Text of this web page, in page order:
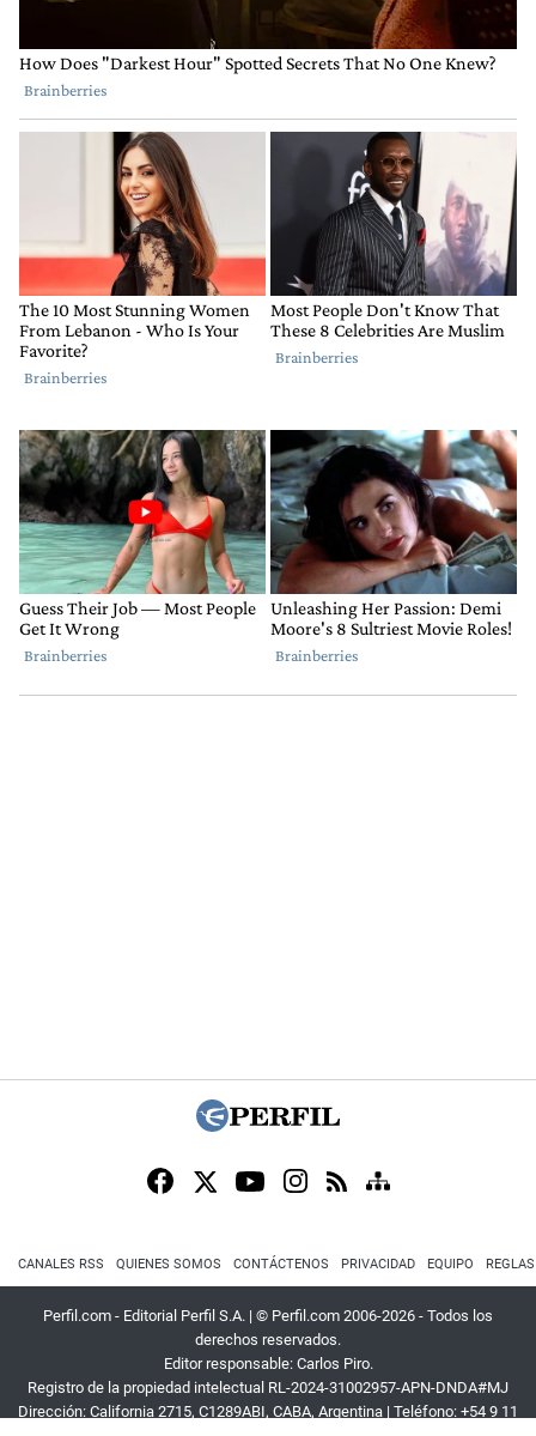
CANALES RSS QUIENES SOMOS CONTÁCTENOS PRIVACIDAD EQUIPO
Perfil.com - Editorial Perfil S.A. | © Perfil.com 2006-2026 - Todos los
derechos reservados.
Editor responsable: Carlos Piro.
Registro de la propiedad intelectual RL-2024-31002957-APN-DNDA#MJ
Dirección: California 2715, C1289ABI, CABA, Argentina | Teléfono: +54 9 11